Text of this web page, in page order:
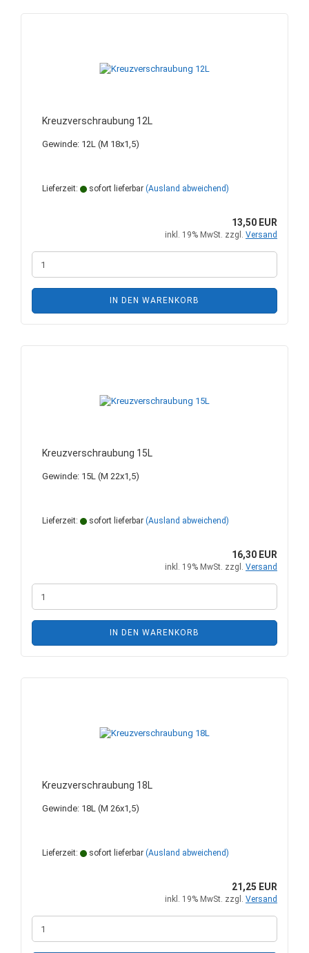
Kreuzverschraubung 12L
Gewinde: 12L (M 18x1,5)
Lieferzeit: sofort lieferbar (Ausland abweichend)
13,50 EUR
inkl. 19% MwSt. zzgl. Versand
IN DEN WARENKORB
Kreuzverschraubung 15L
Gewinde: 15L (M 22x1,5)
Lieferzeit: sofort lieferbar (Ausland abweichend)
16,30 EUR
inkl. 19% MwSt. zzgl. Versand
IN DEN WARENKORB
Kreuzverschraubung 18L
Gewinde: 18L (M 26x1,5)
Lieferzeit: sofort lieferbar (Ausland abweichend)
21,25 EUR
inkl. 19% MwSt. zzgl. Versand